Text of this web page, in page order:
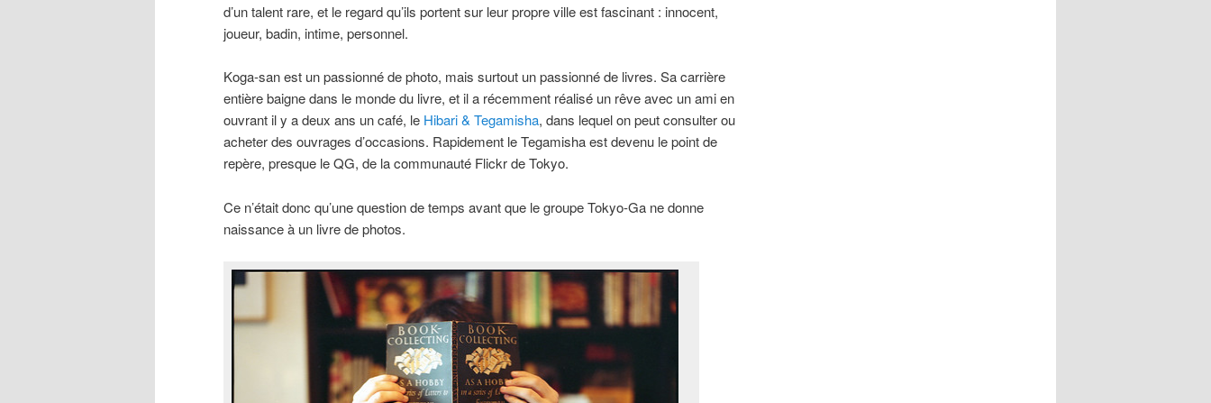
d’un talent rare, et le regard qu’ils portent sur leur propre ville est fascinant : innocent,
joueur, badin, intime, personnel.
Koga-san est un passionné de photo, mais surtout un passionné de livres. Sa carrière
entière baigne dans le monde du livre, et il a récemment réalisé un rêve avec un ami en
ouvrant il y a deux ans un café, le Hibari & Tegamisha, dans lequel on peut consulter ou
acheter des ouvrages d’occasions. Rapidement le Tegamisha est devenu le point de
repère, presque le QG, de la communauté Flickr de Tokyo.
Ce n’était donc qu’une question de temps avant que le groupe Tokyo-Ga ne donne
naissance à un livre de photos.